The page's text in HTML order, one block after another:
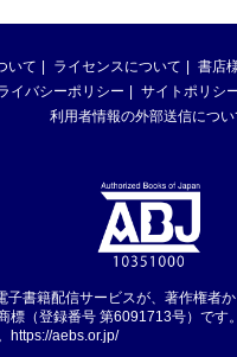
いて ライセンスについて 書店
イバシーポリシー サイトポリシ
利用者情報の外部送信につい
子書籍配信サービスが、著作権者
標（登録番号 第6091713号）です
https://aebs.or.jp/